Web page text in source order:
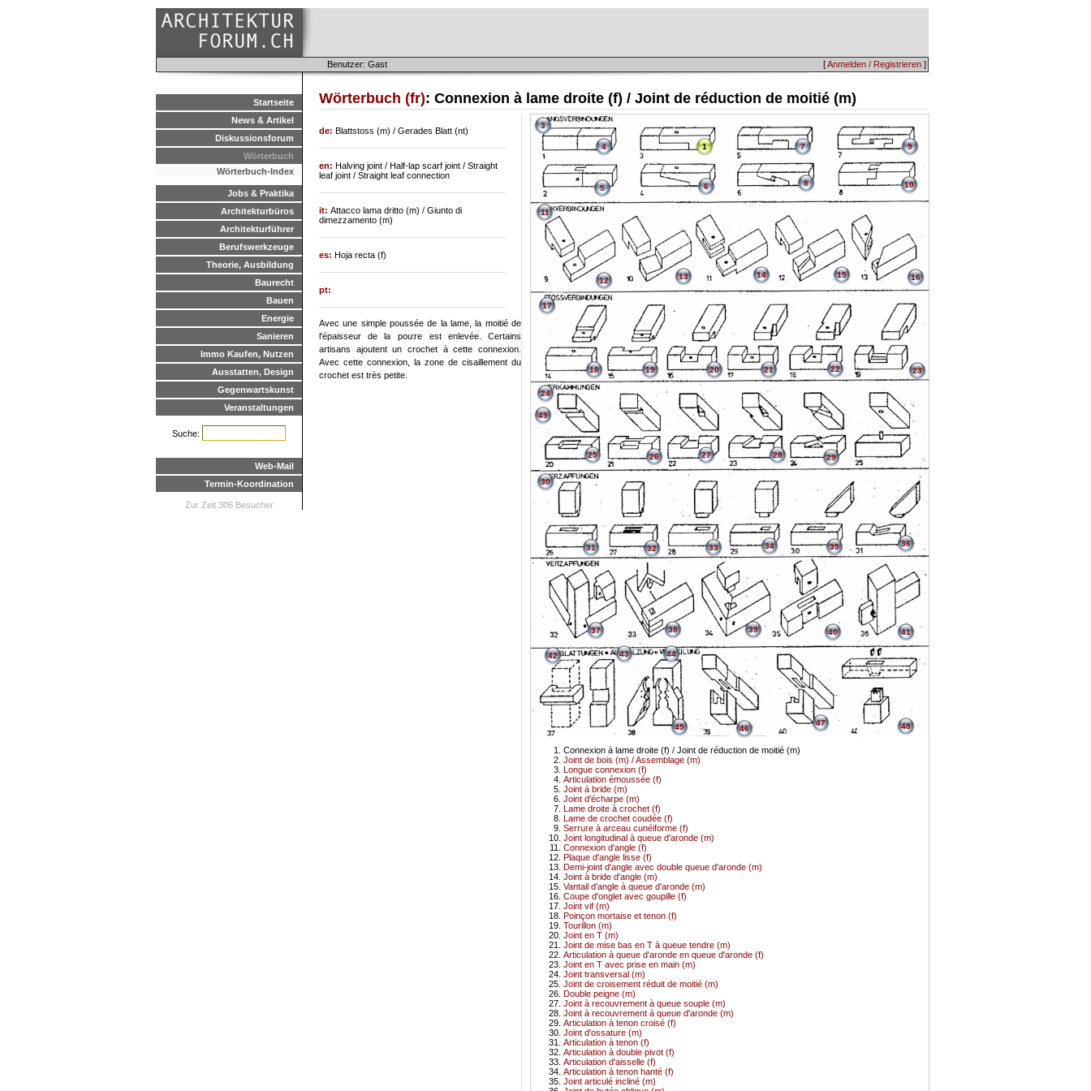
[Anmelden / Registrieren ]
Benutzer: Gast
Startseite
News & Artikel
Diskussionsforum
Wörterbuch
Wörterbuch-Index
Jobs & Praktika
Architekturbüros
Architekturführer
Berufswerkzeuge
Theorie, Ausbildung
Baurecht
Bauen
Energie
Sanieren
Immo Kaufen, Nutzen
Ausstatten, Design
Gegenwartskunst
Veranstaltungen
Suche:
Web-Mail
Termin-Koordination
Zur Zeit 306 Besucher
Wörterbuch (fr): Connexion à lame droite (f) / Joint de réduction de moitié (m)
1
Connexion à lame droite (f) / Joint de réduction de moitié (m)
Joint de bois (m) / Assemblage (m)
Longue connexion (f)
3
Articulation émoussée (f)
4
Joint à bride (m)
5
Joint d'écharpe (m)
6
Lame droite à crochet (f)
7
Lame de crochet coudée (f)
8
Serrure à arceau cunéiforme (f)
9
Joint longitudinal à queue d'aronde (m)
10
Connexion d'angle (f)
11
Plaque d'angle lisse (f)
12
Demi-joint d'angle avec double queue d'aronde (m)
13
Joint à bride d'angle (m)
14
Vantail d'angle à queue d'aronde (m)
15
Coupe d'onglet avec goupille (f)
16
Joint vif (m)
17
Poinçon mortaise et tenon (f)
18
Tourillon (m)
19
Joint en T (m)
20
Joint de mise bas en T à queue tendre (m)
21
Articulation à queue d'aronde en queue d'aronde (f)
22
Joint en T avec prise en main (m)
23
Joint transversal (m)
24
Joint de croisement réduit de moitié (m)
25
Double peigne (m)
26
Joint à recouvrement à queue souple (m)
27
Joint à recouvrement à queue d'aronde (m)
28
Articulation à tenon croisé (f)
29
Joint d'ossature (m)
30
Articulation à tenon (f)
31
Articulation à double pivot (f)
32
Articulation d'aisselle (f)
33
Articulation à tenon hanté (f)
34
Joint articulé incliné (m)
35 36
37 38 39 40 41
42 43 44
45 46
47 48
49
de: Blattstoss (m) / Gerades Blatt (nt)
en: Halving joint / Half-lap scarf joint / Straight
leaf joint / Straight leaf connection
it: Attacco lama dritto (m) / Giunto di
dimezzamento (m)
es: Hoja recta (f)
pt:
Avec une simple poussée de la lame, la moitié de
l'épaisseur de la poutre est enlevée. Certains
artisans ajoutent un crochet à cette connexion.
Avec cette connexion, la zone de cisaillement du
crochet est très petite.